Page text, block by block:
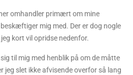
omhandler primært om mine
mig med. Der er dog nogle
kort vil opridse nedenfor.
til mig med henblik på om de måtte
jeg slet ikke afvisende overfor så lang